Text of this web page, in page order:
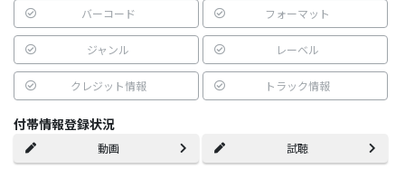
バーコード フォーマット
ジャンル レーベル
クレジット情報 トラック情報
付帯情報登録状況
動画 試聴